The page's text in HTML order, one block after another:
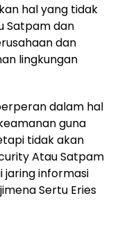
hal yang tidak
Satpam dan
dan
lingkungan
dalam hal
guna
tidak akan
Atau Satpam
informasi
Sertu Eries